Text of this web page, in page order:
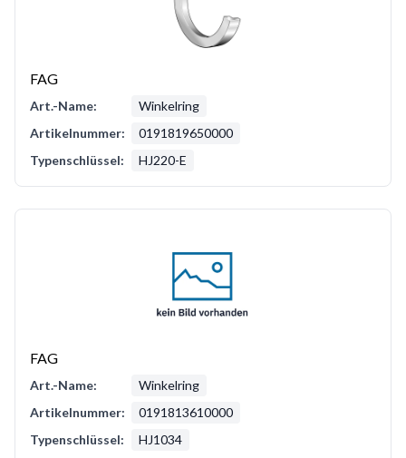
FAG
Art.-Name:
Winkelring
Artikelnummer:
0191819650000
Typenschlüssel:
HJ220-E
FAG
Art.-Name:
Winkelring
Artikelnummer:
0191813610000
Typenschlüssel:
HJ1034